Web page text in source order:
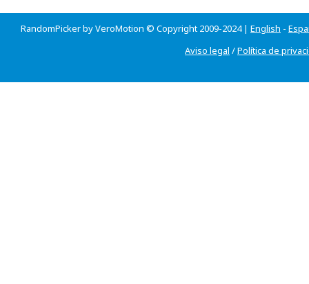
RandomPicker by VeroMotion © Copyright 2009-2024 | English -
Aviso legal /Política de